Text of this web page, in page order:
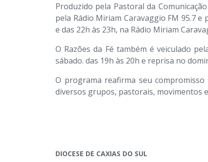
Produzido pela Pastoral da
pela Rádio Miriam Caravaggio FM 95.7
e das 22h às 23h, na Rádio Miriam
O Razões da Fé também é veiculado
sábado. das 19h às 20h e reprisa no
O programa reafirma seu
diversos grupos, pastorais, movimentos
DIOCESE DE CAXIAS DO SUL